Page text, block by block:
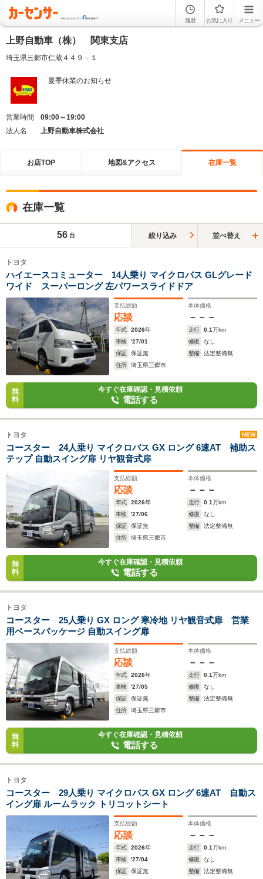
履歴 お気に入り メニュー
上野自動車（株） 関東支店
埼玉県三郷市仁蔵４４９－１
夏季休業のお知らせ
営業時間
09:00～19:00
法人名
上野自動車株式会社
お店TOP 地図&アクセス 在庫一覧
在庫一覧
56 台 絞り込み 並べ替え
トヨタ
ハイエースコミューター 14人乗り マイクロバス GLグレード
ワイド スーパーロング 左パワースライドドア
支払総額
応談
本体価格
－－－
年式 2026年 走行 0.1万km
車検
'27/01 修復
なし
保証
保証無 整備
法定整備無
住所
埼玉県三郷市
無
料
今すぐ在庫確認・見積依頼
電話する
トヨタ NEW
コースター 24人乗り マイクロバス GX ロング 6速AT 補助ス
テップ 自動スイング扉 リヤ観音式扉
支払総額
応談
本体価格
－－－
年式 2026年 走行 0.1万km
車検
'27/06 修復
なし
保証
保証無 整備
法定整備無
住所
埼玉県三郷市
無
料
今すぐ在庫確認・見積依頼
電話する
トヨタ
コースター 25人乗り GX ロング 寒冷地 リヤ観音式扉 営業
用ベースパッケージ 自動スイング扉
支払総額
応談
本体価格
－－－
年式 2026年 走行 0.1万km
車検
'27/05 修復
なし
保証
保証無 整備
法定整備無
住所
埼玉県三郷市
無
料
今すぐ在庫確認・見積依頼
電話する
トヨタ
コースター 29人乗り マイクロバス GX ロング 6速AT 自動ス
イング扉 ルームラック トリコットシート
支払総額
応談
本体価格
－－－
年式 2026年 走行 0.1万km
車検
'27/04 修復
なし
保証
保証無 整備
法定整備無